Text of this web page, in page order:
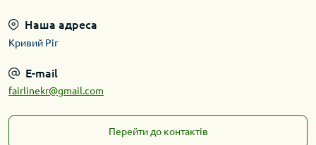
Наша адреса
Кривий Ріг
E-mail
fairlinekr@gmail.com
Перейти до контактів